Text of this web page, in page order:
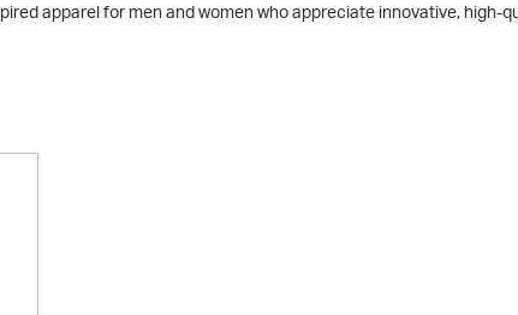
apparel for men and women who appreciate innovative, high-